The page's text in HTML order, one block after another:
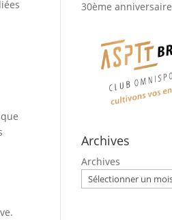
30ème anniversaire
Archives
Archives